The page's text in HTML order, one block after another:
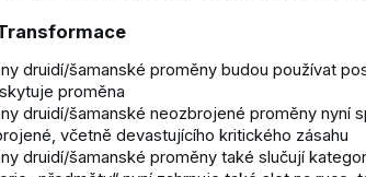
druidí/šamanské proměny budou používat
proměna
druidí/šamanské neozbrojené proměny nyní
včetně devastujícího kritického zásahu
druidí/šamanské proměny také slučují